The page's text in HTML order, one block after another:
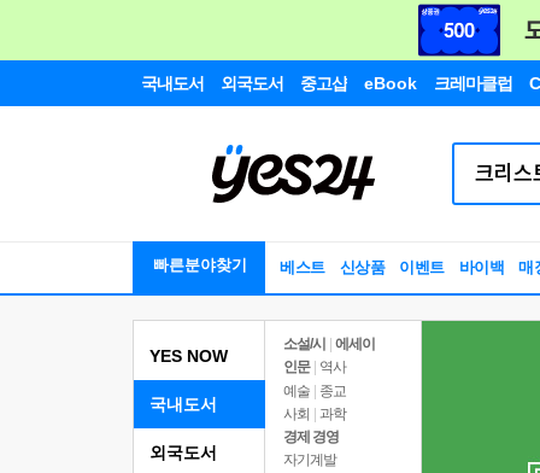
국내도서 외국도서 중고샵 eBook 크레마클럽
빠른분야찾기 베스트 신상품 이벤트 바이백 매
YES NOW
국내도서
소설/시
에세이
인문
역사
예술 | 종교
사회 | 과학
경제 경영
자기계발
외국도서